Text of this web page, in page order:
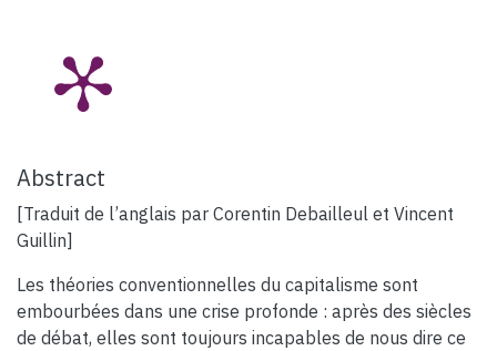
Abstract
[Traduit de l’anglais par Corentin Debailleul et Vincent
Guillin]
Les théories conventionnelles du capitalisme sont
embourbées dans une crise profonde : après des siècles
de débat, elles sont toujours incapables de nous dire ce